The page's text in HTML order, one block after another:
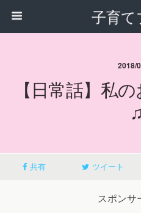
子育
2018/
【日常話】私
♫
共有 ツイート
スポンサ